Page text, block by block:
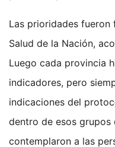
Las prioridades
Salud de la Nación,
Luego cada provincia
indicadores, pero
indicaciones del
dentro de esos grupos
contemplaron a las